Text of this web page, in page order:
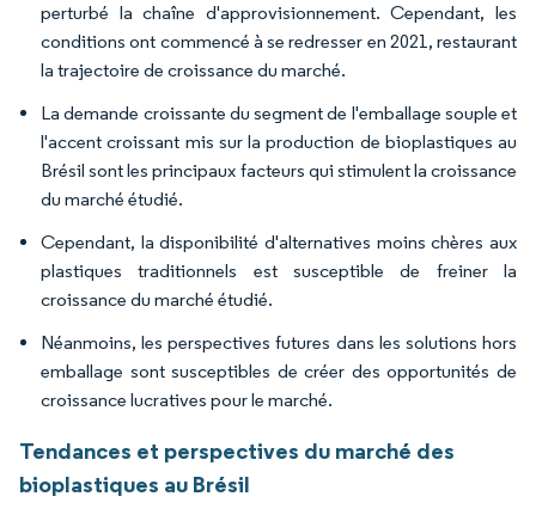
perturbé la chaîne d'approvisionnement. Cependant, les
conditions ont commencé à se redresser en 2021, restaurant
la trajectoire de croissance du marché.
La demande croissante du segment de l'emballage souple et
l'accent croissant mis sur la production de bioplastiques au
Brésil sont les principaux facteurs qui stimulent la croissance
du marché étudié.
Cependant, la disponibilité d'alternatives moins chères aux
plastiques traditionnels est susceptible de freiner la
croissance du marché étudié.
Néanmoins, les perspectives futures dans les solutions hors
emballage sont susceptibles de créer des opportunités de
croissance lucratives pour le marché.
Tendances et perspectives du marché des
bioplastiques au Brésil